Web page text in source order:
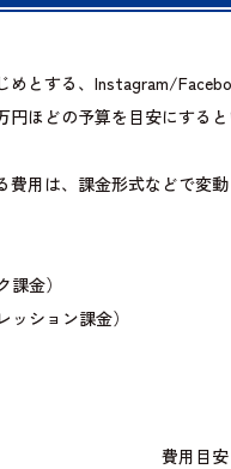
めとする、Instagram/
円ほどの予算を目安にすると
用は、課金形式などで変動
課金）
ッション課金）
費用目安